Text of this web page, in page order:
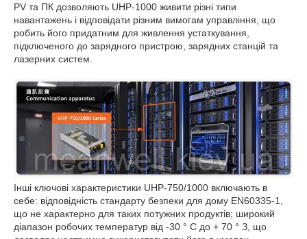
PV та ПК дозволяють UHP-1000 живити різні типи
навантажень і відповідати різним вимогам управління, що
робить його придатним для живлення устаткування,
підключеного до зарядного пристрою, зарядних станцій та
лазерних систем.
Інші ключові характеристики UHP-750/1000 включають в
себе: відповідність стандарту безпеки для дому EN60335-1,
що не характерно для таких потужних продуктів; широкий
діапазон робочих температур від -30 ° С до + 70 ° З, що